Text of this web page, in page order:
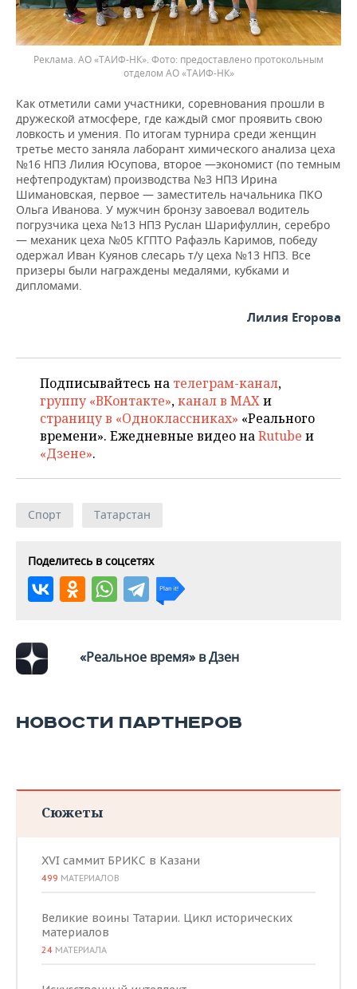
Реклама. АО «ТАИФ-НК».
предоставлено протокольным
отделом АО «ТАИФ-НК»
Как отметили сами участники, соревнования прошли в
дружеской атмосфере, где каждый смог проявить свою
ловкость и умения. По итогам турнира среди женщин
третье место заняла лаборант химического анализа цеха
№16 НПЗ Лилия Юсупова, второе —экономист (по темным
нефтепродуктам) производства №3 НПЗ Ирина
Шимановская, первое — заместитель начальника ПКО
Ольга Иванова. У мужчин бронзу завоевал водитель
погрузчика цеха №13 НПЗ Руслан Шарифуллин, серебро
— механик цеха №05 КГПТО Рафаэль Каримов, победу
одержал Иван Куянов слесарь т/у цеха №13 НПЗ. Все
призеры были награждены медалями, кубками и
дипломами.
Лилия Егорова
Подписывайтесь на телеграм-канал,
группу «ВКонтакте»,канал в MAXи
страницу в «Одноклассниках» «Реального
времени». Ежедневные видео наRutube и
«Дзене».
Спорт Татарстан
Поделитесь в соцсетях
«Реальное время» в Дзен
НОВОСТИ ПАРТНЕРОВ
Сюжеты
XVI саммит БРИКС в Казани
499 МАТЕРИАЛОВ
Великие воины Татарии. Цикл исторических
материалов
24 МАТЕРИАЛА